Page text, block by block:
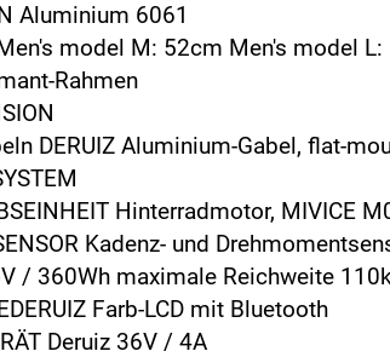
Aluminium 6061
model M: 52cm Men's model
Rahmen
DERUIZ Aluminium-Gabel, flat-
Hinterradmotor, MIVICE
Kadenz- und
/ 360Wh maximale Reichweite
Farb-LCD mit Bluetooth
Deruiz 36V / 4A